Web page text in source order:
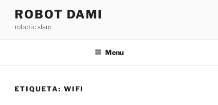
ROBOT DAMI
robotic slam
Menu
ETIQUETA: WIFI